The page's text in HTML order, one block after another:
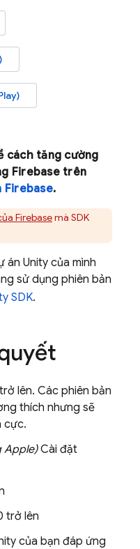
cách tăng cường
Firebase trên
Firebase.
Firebasemà SDK
án Unity của mình
sử dụng phiên bản
SDK.
lên. Các phiên bản
thích nhưng sẽ
cực.
Apple)Cài đặt
trở lên
của bạn đáp ứng